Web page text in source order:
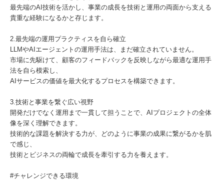
最先端のAI技術を活かし、事業の成長を技術と運用の両面から支える
貴重な経験になるかと存じます。
2.最先端の運用プラクティスを自ら確立
LLMやAIエージェントの運用手法は、まだ確立されていません。
市場に先駆けて、顧客のフィードバックを反映しながら最適な運用手
法を自ら模索し、
AIサービスの価値を最大化するプロセスを構築できます。
3.技術と事業を繋ぐ広い視野
開発だけでなく運用まで一貫して担うことで、AIプロジェクトの全体
像を深く理解できます。
技術的な課題を解決する力が、どのように事業の成果に繋がるかを肌
で感じ、
技術とビジネスの両輪で成長を牽引する力を養えます。
#チャレンジできる環境